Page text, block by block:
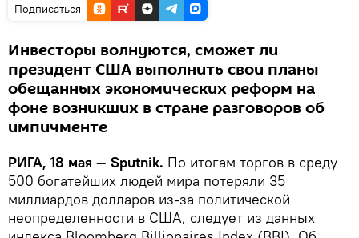
Подписаться
Инвесторы волнуются, сможет ли
президент США выполнить свои планы
обещанных экономических реформ на
фоне возникших в стране разговоров об
импичменте
РИГА, 18 мая — Sputnik. По итогам торгов в среду
500 богатейших людей мира потеряли 35
миллиардов долларов из-за политической
неопределенности в США, следует из данных